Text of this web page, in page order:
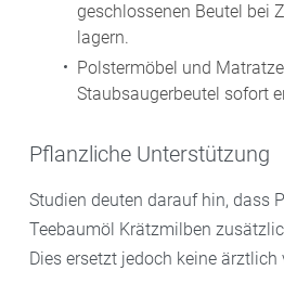
geschlossenen Beutel bei
lagern.
Polstermöbel und
Staubsaugerbeutel sofort
Pflanzliche Unterstützung
Studien deuten darauf hin, dass
Teebaumöl Krätzmilben
Dies ersetzt jedoch keine ärztlich